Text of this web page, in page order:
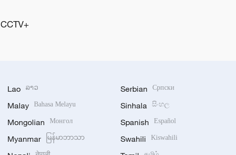
CCTV+
Lao ລາວ
Malay Bahasa Melayu
Mongolian Монгол
Myanmar မြန်မာဘာသာ
Serbian Српски
Sinhala සිංහල
Spanish Español
Swahili Kiswahili